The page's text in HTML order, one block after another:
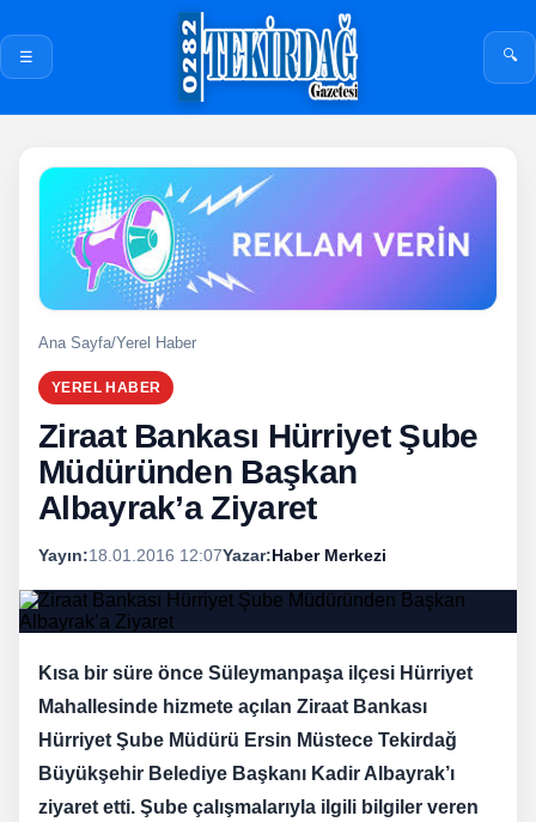
☰ 🔍
Ana Sayfa/Yerel Haber
YEREL HABER
Ziraat Bankası Hürriyet Şube
Müdüründen Başkan
Albayrak’a Ziyaret
Yayın:18.01.2016 12:07Yazar:Haber Merkezi
Kısa bir süre önce Süleymanpaşa ilçesi Hürriyet
Mahallesinde hizmete açılan Ziraat Bankası
Hürriyet Şube Müdürü Ersin Müstece Tekirdağ
Büyükşehir Belediye Başkanı Kadir Albayrak’ı
ziyaret etti. Şube çalışmalarıyla ilgili bilgiler veren